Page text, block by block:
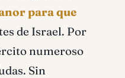
para que
de Israel. Por
numeroso
Sin